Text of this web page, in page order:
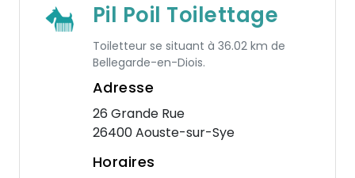
Pil Poil Toilettage
Toiletteur se situant à 36.02 km de
Bellegarde-en-Diois.
Adresse
26 Grande Rue
26400 Aouste-sur-Sye
Horaires